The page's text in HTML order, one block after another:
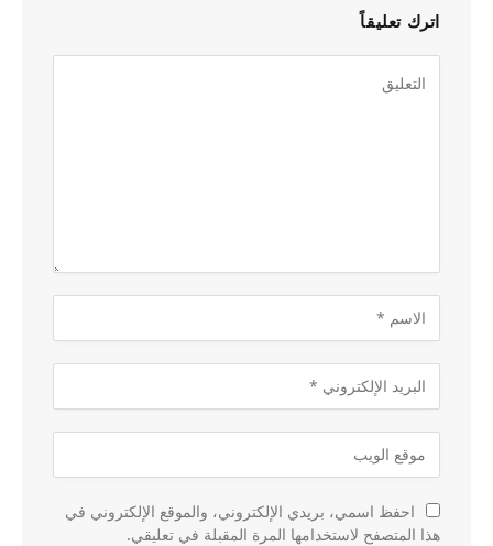
اترك تعليقاً
احفظ اسمي، بريدي الإلكتروني، والموقع الإلكتروني في
هذا المتصفح لاستخدامها المرة المقبلة في تعليقي.